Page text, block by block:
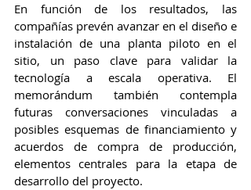
En función de los resultados, las
compañías prevén avanzar en el diseño e
instalación de una planta piloto en el
sitio, un paso clave para validar la
tecnología a escala operativa. El
memorándum también contempla
futuras conversaciones vinculadas a
posibles esquemas de financiamiento y
acuerdos de compra de producción,
elementos centrales para la etapa de
desarrollo del proyecto.